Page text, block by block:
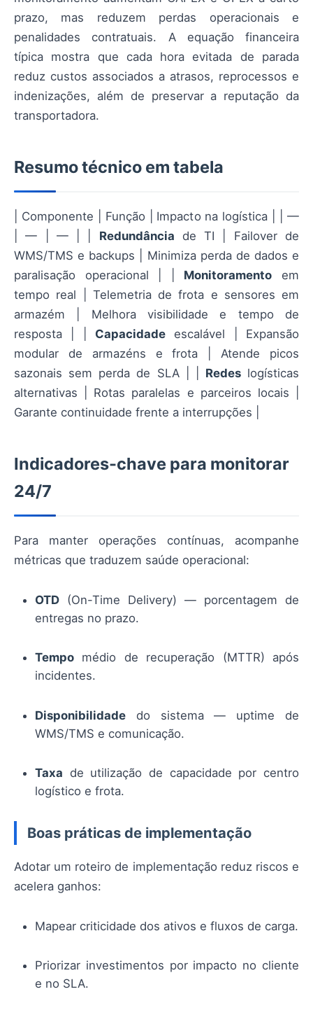
prazo, mas reduzem perdas operacionais e
penalidades contratuais. A equação financeira
típica mostra que cada hora evitada de parada
reduz custos associados a atrasos, reprocessos e
indenizações, além de preservar a reputação da
transportadora.
Resumo técnico em tabela
| Componente | Função | Impacto na logística | | —
| — | — | | Redundância de TI | Failover de
WMS/TMS e backups | Minimiza perda de dados e
paralisação operacional | | Monitoramento em
tempo real | Telemetria de frota e sensores em
armazém | Melhora visibilidade e tempo de
resposta | | Capacidade escalável | Expansão
modular de armazéns e frota | Atende picos
sazonais sem perda de SLA | | Redeslogísticas
alternativas | Rotas paralelas e parceiros locais |
Garante continuidade frente a interrupções |
Indicadores-chave para monitorar
24/7
Para manter operações contínuas, acompanhe
métricas que traduzem saúde operacional:
OTD (On-Time Delivery) — porcentagem de
entregas no prazo.
Tempo médio de recuperação (MTTR) após
incidentes.
Disponibilidade do sistema — uptime de
WMS/TMS e comunicação.
Taxa de utilização de capacidade por centro
logístico e frota.
Boas práticas de implementação
Adotar um roteiro de implementação reduz riscos e
acelera ganhos:
Mapear criticidade dos ativos e fluxos de carga.
Priorizar investimentos por impacto no cliente
e no SLA.